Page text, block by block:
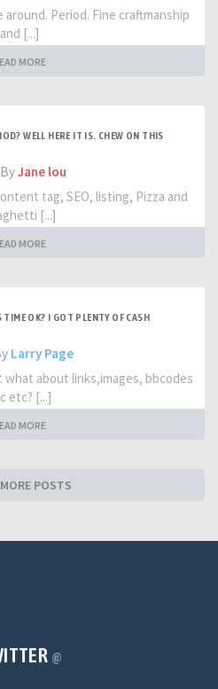
Period. Fine craftmanship
and [...]
MORE
WELL HERE IT IS. CHEW ON THIS
Jane lou
tag, SEO, listing, Pizza and
[...]
MORE
TIME OK? I GOT PLENTY OF CASH
Larry Page
about links,images, bbcodes
etc? [...]
MORE
POSTS
@